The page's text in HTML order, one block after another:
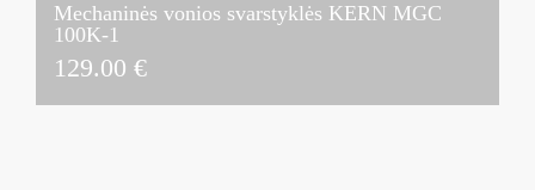
Mechaninės vonios svarstyklės KERN MGC
100K-1
129.00 €